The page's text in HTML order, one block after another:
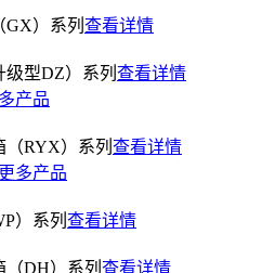
）系列 查看详情
型DZ）系列 查看详情
产品
（RYX）系列 查看详情
多产品
）系列 查看详情
（DH）系列 查看详情